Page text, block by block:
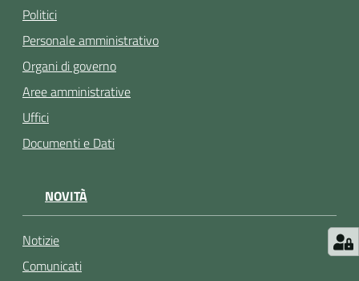
argomenti
Seguici
su
Politici
Personale amministrativo
Organi di governo
Aree amministrative
Uffici
Documenti e Dati
NOVITÀ
Notizie
Comunicati